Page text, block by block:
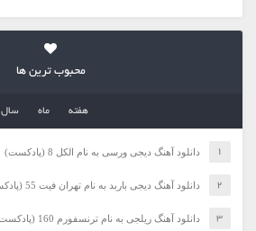
محبوب ترین ها
هفته ماه سال
دانلود آهنگ دیجی ورسی به نام الکل 8 (پادکست)
دانلود آهنگ دیجی باربد به نام تهران فیت 55 (پادکست)
دانلود آهنگ ریلجی به نام ترنسفورم 160 (پادکست)